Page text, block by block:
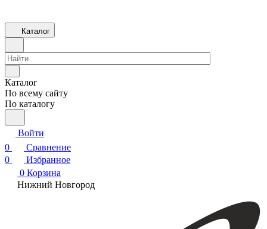
Каталог
Каталог
По всему сайту
По каталогу
Войти
0
Сравнение
0
Избранное
0 Корзина
Нижний Новгород